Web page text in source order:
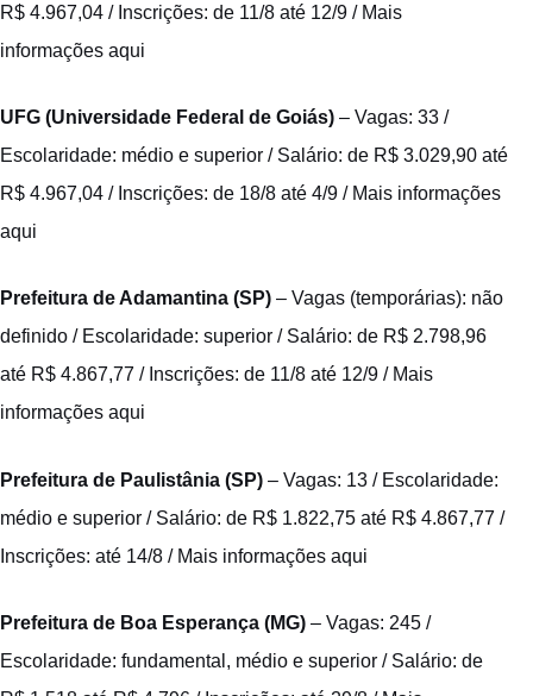
R$ 4.967,04 / Inscrições: de 11/8 até 12/9 / Mais
informações aqui
UFG (Universidade Federal de Goiás) – Vagas: 33 /
Escolaridade: médio e superior / Salário: de R$ 3.029,90 até
R$ 4.967,04 / Inscrições: de 18/8 até 4/9 / Mais informações
aqui
Prefeitura de Adamantina (SP) – Vagas (temporárias): não
definido / Escolaridade: superior / Salário: de R$ 2.798,96
até R$ 4.867,77 / Inscrições: de 11/8 até 12/9 / Mais
informações aqui
Prefeitura de Paulistânia (SP) – Vagas: 13 / Escolaridade:
médio e superior / Salário: de R$ 1.822,75 até R$ 4.867,77 /
Inscrições: até 14/8 / Mais informações aqui
Prefeitura de Boa Esperança (MG) – Vagas: 245 /
Escolaridade: fundamental, médio e superior / Salário: de